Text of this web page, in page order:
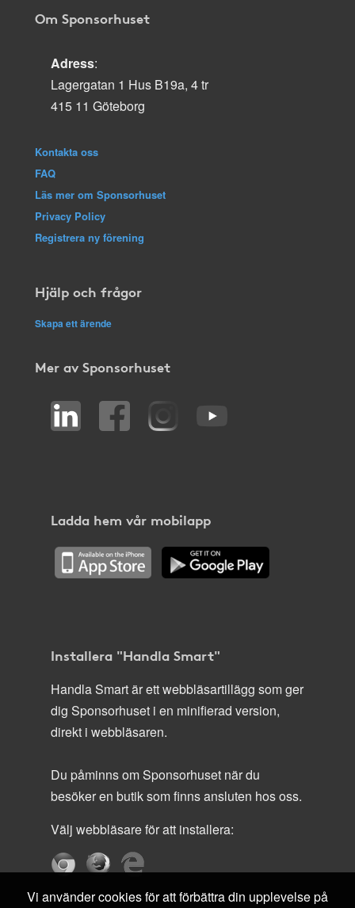
Om Sponsorhuset
Adress:
Lagergatan 1 Hus B19a, 4 tr
415 11 Göteborg
Kontakta oss
FAQ
Läs mer om Sponsorhuset
Privacy Policy
Registrera ny förening
Hjälp och frågor
Skapa ett ärende
Mer av Sponsorhuset
Ladda hem vår mobilapp
Installera "Handla Smart"
Handla Smart är ett webbläsartillägg som ger
dig Sponsorhuset i en minifierad version,
direkt i webbläsaren.
Du påminns om Sponsorhuset när du
besöker en butik som finns ansluten hos oss.
Välj webbläsare för att installera:
Vi använder cookies för att förbättra din upplevelse på